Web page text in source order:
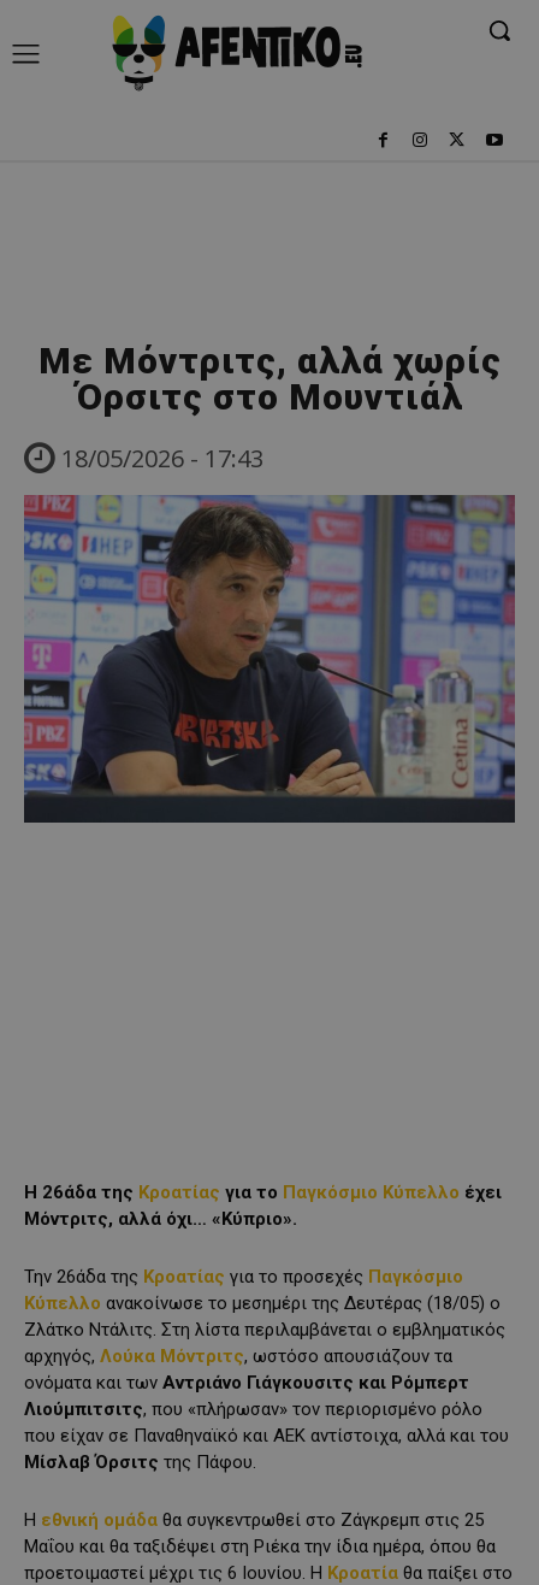
Με Μόντριτς, αλλά χωρίς
Όρσιτς στο Μουντιάλ
18/05/2026 - 17:43
Η 26άδα της Κροατίας για το Παγκόσμιο Κύπελλο έχει
Μόντριτς, αλλά όχι… «Κύπριο».
Την 26άδα της Κροατίας για το προσεχές Παγκόσμιο
Κύπελλο ανακοίνωσε το μεσημέρι της Δευτέρας (18/05) ο
Ζλάτκο Ντάλιτς. Στη λίστα περιλαμβάνεται ο εμβληματικός
αρχηγός, Λούκα Μόντριτς, ωστόσο απουσιάζουν τα
ονόματα και των Αντριάνο Γιάγκουσιτς και Ρόμπερτ
Λιούμπιτσιτς, που «πλήρωσαν» τον περιορισμένο ρόλο
που είχαν σε Παναθηναϊκό και ΑΕΚ αντίστοιχα, αλλά και του
Μίσλαβ Όρσιτς της Πάφου.
Η εθνική ομάδα θα συγκεντρωθεί στο Ζάγκρεμπ στις 25
Μαΐου και θα ταξιδέψει στη Ριέκα την ίδια ημέρα, όπου θα
προετοιμαστεί μέχρι τις 6 Ιουνίου. Η Κροατία θα παίξει στο